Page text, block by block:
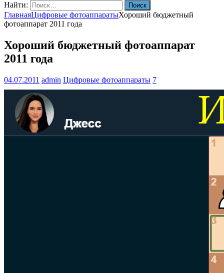
Найти:
ГлавнаяЦифровые фотоаппаратыХороший бюджетный
фотоаппарат 2011 года
Хороший бюджетный фотоаппарат
2011 года
04.07.2011 admin Цифровые фотоаппараты 7